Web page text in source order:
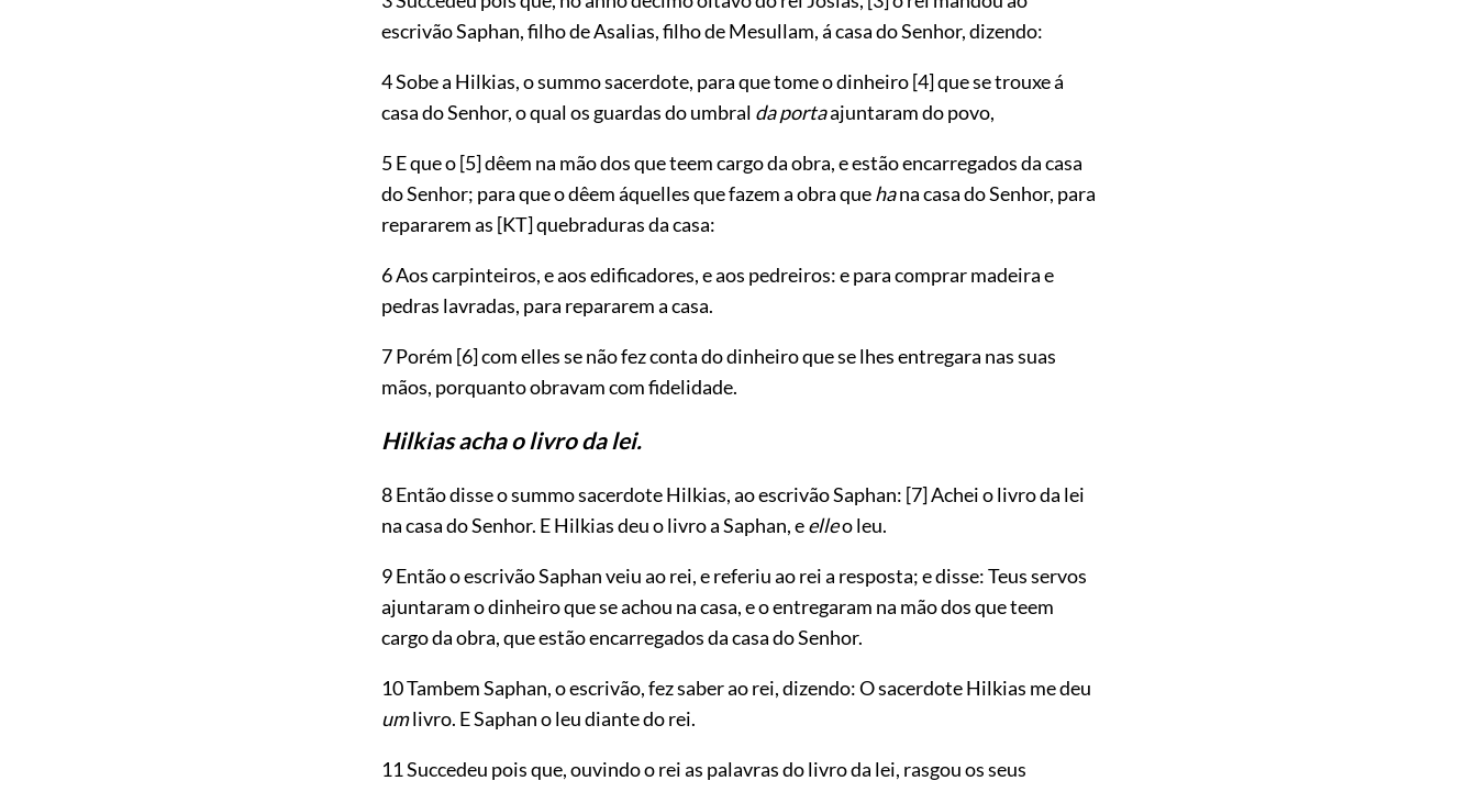
escrivão Saphan, filho de Asalias, filho de Mesullam, á casa do Senhor, dizendo:
4 Sobe a Hilkias, o summo sacerdote, para que tome o dinheiro[4]que se trouxe á
casa do Senhor, o qual os guardas do umbral da portaajuntaram do povo,
5 E que o[5]dêem na mão dos que teem cargo da obra, e estão encarregados da casa
do Senhor; para que o dêem áquelles que fazem a obra quehana casa do Senhor, para
repararem as [KT]quebraduras da casa:
6 Aos carpinteiros, e aos edificadores, e aos pedreiros: e para comprar madeira e
pedras lavradas, para repararem a casa.
7 Porém [6]com elles se não fez conta do dinheiro que se lhes entregara nas suas
mãos, porquanto obravam com fidelidade.
Hilkias acha o livro da lei.
8 Então disse o summo sacerdote Hilkias, ao escrivão Saphan: [7]Achei o livro da lei
na casa do Senhor. E Hilkias deu o livro a Saphan, eelleo leu.
9 Então o escrivão Saphan veiu ao rei, e referiu ao rei a resposta; e disse: Teus servos
ajuntaram o dinheiro que se achou na casa, e o entregaram na mão dos que teem
cargo da obra, que estão encarregados da casa do Senhor.
10 Tambem Saphan, o escrivão, fez saber ao rei, dizendo: O sacerdote Hilkias me deu
umlivro. E Saphan o leu diante do rei.
11 Succedeu pois que, ouvindo o rei as palavras do livro da lei, rasgou os seus